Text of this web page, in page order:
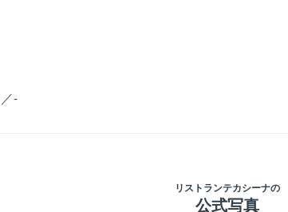
／-
リストランテカシーナの
公式写真